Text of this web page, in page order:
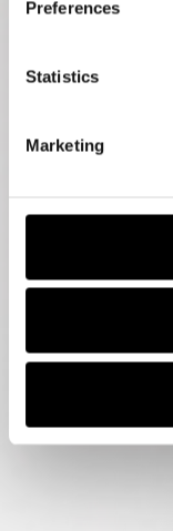
Preferences
Statistics
Marketing